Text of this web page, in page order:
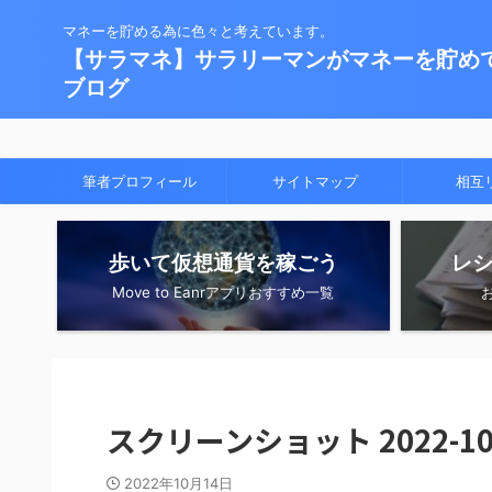
マネーを貯める為に色々と考えています。
【サラマネ】サラリーマンがマネーを貯め
ブログ
筆者プロフィール サイトマップ 相互
歩いて仮想通貨を稼ごう
Move to Eanrアプリおすすめ一覧
レ
スクリーンショット 2022-
2022年10月14日